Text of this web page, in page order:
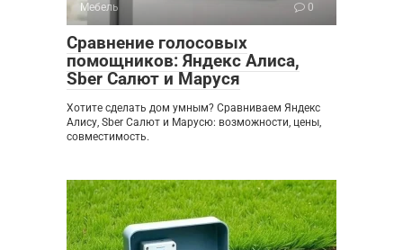
Мебель 0
Сравнение голосовых
помощников: Яндекс Алиса,
Sber Салют и Маруся
Хотите сделать дом умным? Сравниваем Яндекс
Алису, Sber Салют и Марусю: возможности, цены,
совместимость.